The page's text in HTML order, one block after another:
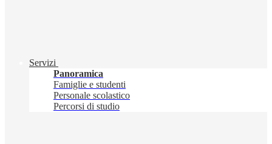
Servizi
Panoramica
Famiglie e studenti
Personale scolastico
Percorsi di studio